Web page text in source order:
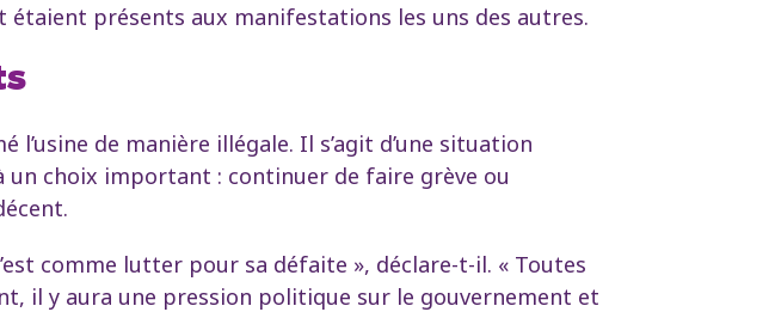
présents aux manifestations les uns des autres.
de manière illégale. Il s’agit d’une situation
choix important : continuer de faire grève ou
comme lutter pour sa défaite », déclare-t-il. « Toutes
il y aura une pression politique sur le gouvernement et